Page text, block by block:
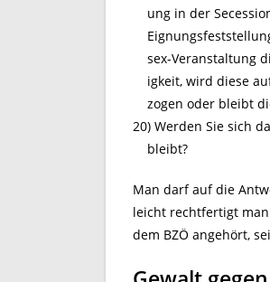
ung in der
sex-Veranstaltung
igkeit, wird diese
zogen oder bleibt
20) Werden Sie sich
bleibt?
Man darf auf die
leicht rechtfertigt
dem BZÖ angehört,